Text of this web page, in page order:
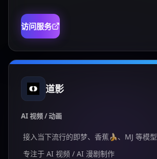
访问服务
道影
AI 视频 / 动画
接入当下流行的即梦、香蕉🍌、MJ 等模型
专注于 AI 视频 / AI 漫剧制作